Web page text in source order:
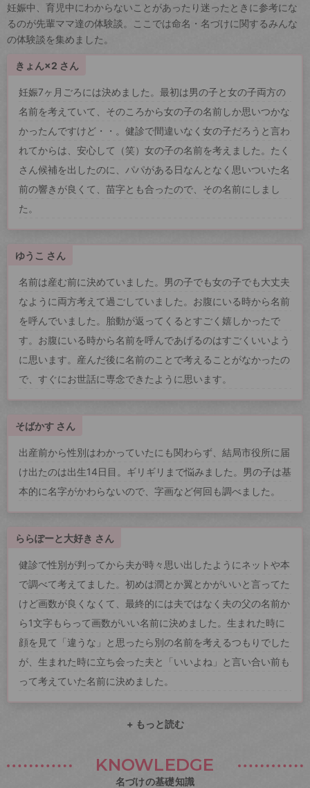
妊娠中、育児中にわからないことがあったり迷ったときに参考にな
るのが先輩ママ達の体験談。ここでは命名・名づけに関するみんな
の体験談を集めました。
きょん×2 さん
妊娠7ヶ月ごろには決めました。最初は男の子と女の子両方の
名前を考えていて、そのころから女の子の名前しか思いつかな
かったんですけど・・。健診で間違いなく女の子だろうと言わ
れてからは、安心して（笑）女の子の名前を考えました。たく
さん候補を出したのに、パパがある日なんとなく思いついた名
前の響きが良くて、苗字とも合ったので、その名前にしまし
た。
ゆうこ さん
名前は産む前に決めていました。男の子でも女の子でも大丈夫
なように両方考えて過ごしていました。お腹にいる時から名前
を呼んでいました。胎動が返ってくるとすごく嬉しかったで
す。お腹にいる時から名前を呼んであげるのはすごくいいよう
に思います。産んだ後に名前のことで考えることがなかったの
で、すぐにお世話に専念できたように思います。
そばかす さん
出産前から性別はわかっていたにも関わらず、結局市役所に届
け出たのは出生14日目。ギリギリまで悩みました。男の子は基
本的に名字がかわらないので、字画など何回も調べました。
ららぽーと大好き さん
健診で性別が判ってから夫が時々思い出したようにネットや本
で調べて考えてました。初めは潤とか翼とかがいいと言ってた
けど画数が良くなくて、最終的には夫ではなく夫の父の名前か
ら1文字もらって画数がいい名前に決めました。生まれた時に
顔を見て「違うな」と思ったら別の名前を考えるつもりでした
が、生まれた時に立ち会った夫と「いいよね」と言い合い前も
って考えていた名前に決めました。
+ もっと読む
KNOWLEDGE
名づけの基礎知識